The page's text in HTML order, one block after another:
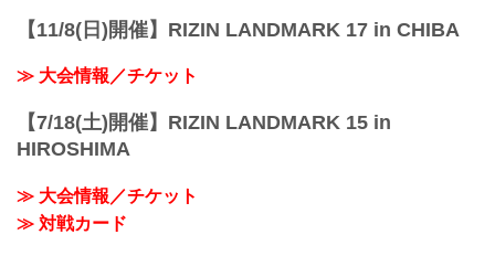
【11/8(日)開催】RIZIN LANDMARK 17 in CHIBA
≫ 大会情報／チケット
【7/18(土)開催】RIZIN LANDMARK 15 in
HIROSHIMA
≫ 大会情報／チケット
≫ 対戦カード